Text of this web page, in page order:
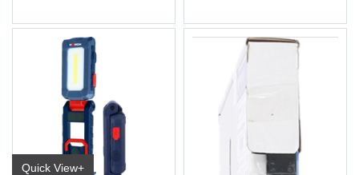
Quick View+